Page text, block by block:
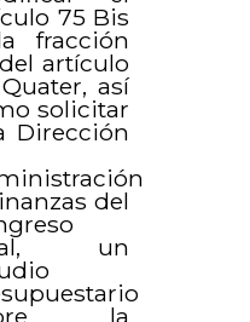
75 Bis
fracción
artículo
así
solicitar
Dirección
del
un